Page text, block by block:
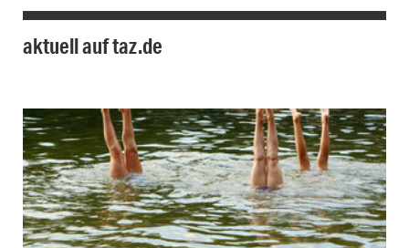
aktuell auf taz.de